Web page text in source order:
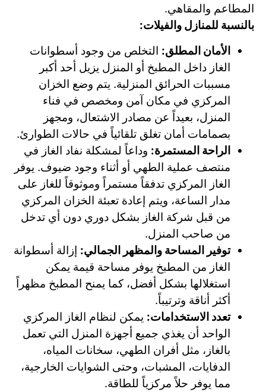
المطاعم والمقاهي.
بالنسبة للمنازل والفيلات:
الأمان المطلق: التخلص من وجود أسطوانات
الغاز داخل المطبخ أو المنزل يزيل أحد أكبر
مسببات الحرائق المنزلية. يتم وضع الخزان
المركزي في مكان آمن ومخصص في فناء
المنزل، بعيداً عن مصادر الاشتعال، ومجهز
بصمامات أمان تغلق تلقائياً في حالات الطوارئ.
الراحة المستمرة: وداعاً لمشكلة نفاد الغاز في
منتصف عملية الطهي أو أثناء وجود ضيوف. يوفر
الغاز المركزي تدفقاً مستمراً وموثوقاً للغاز على
مدار الساعة، ويتم إعادة تعبئة الخزان المركزي
من قبل شركة الغاز بشكل دوري دون أي تدخل
من صاحب المنزل.
توفير المساحة والمظهر الجمالي: إزالة أسطوانة
الغاز من المطبخ يوفر مساحة قيمة يمكن
استغلالها بشكل أفضل، كما يمنح المطبخ مظهراً
أكثر أناقة وترتيباً.
تعدد الاستخدامات: يمكن لنظام الغاز المركزي
الواحد أن يغذي جميع أجهزة المنزل التي تعمل
بالغاز، مثل أفران الطهي، سخانات المياه،
الدفايات، المشبات، وحتى الشوايات الخارجية،
مما يوفر حلاً مركزياً للطاقة.